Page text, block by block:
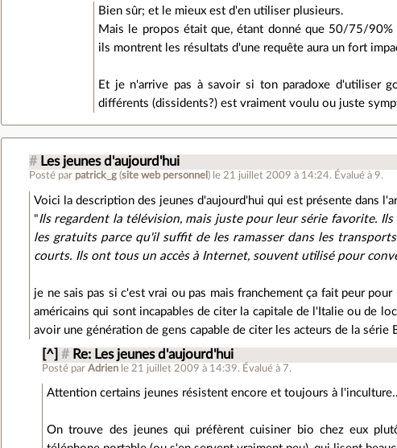
Bien sûr; et le mieux est d'en utiliser plusieurs.
Mais le propos était que, étant donné que 50/75/
ils montrent les résultats d'une requête aura un fort
Et je n'arrive pas à savoir si ton paradoxe d'utiliser
différents (dissidents?) est vraiment voulu ou juste
# Les jeunes d'aujourd'hui
Posté par patrick_g (site web personnel ) le 21 juillet 2009 à 14:24. Évalué à9.
Voici la description des jeunes d'aujourd'hui qui est présente dans
"Ils regardent la télévision, mais juste pour leur série favorite.
les gratuits parce qu'il suffit de les ramasser dans les
courts. Ils ont tous un accès à Internet, souvent utilisé pour
je ne sais pas si c'est vrai ou pas mais franchement ça fait peur
américains qui sont incapables de citer la capitale de l'Italie ou de
avoir une génération de gens capable de citer les acteurs de la
[^] # Re: Les jeunes d'aujourd'hui
Posté parAdrien le 21 juillet 2009 à 14:39. Évalué à7.
Attention certains jeunes résistent encore et toujours à
On trouve des jeunes qui préfèrent cuisiner bio chez eux